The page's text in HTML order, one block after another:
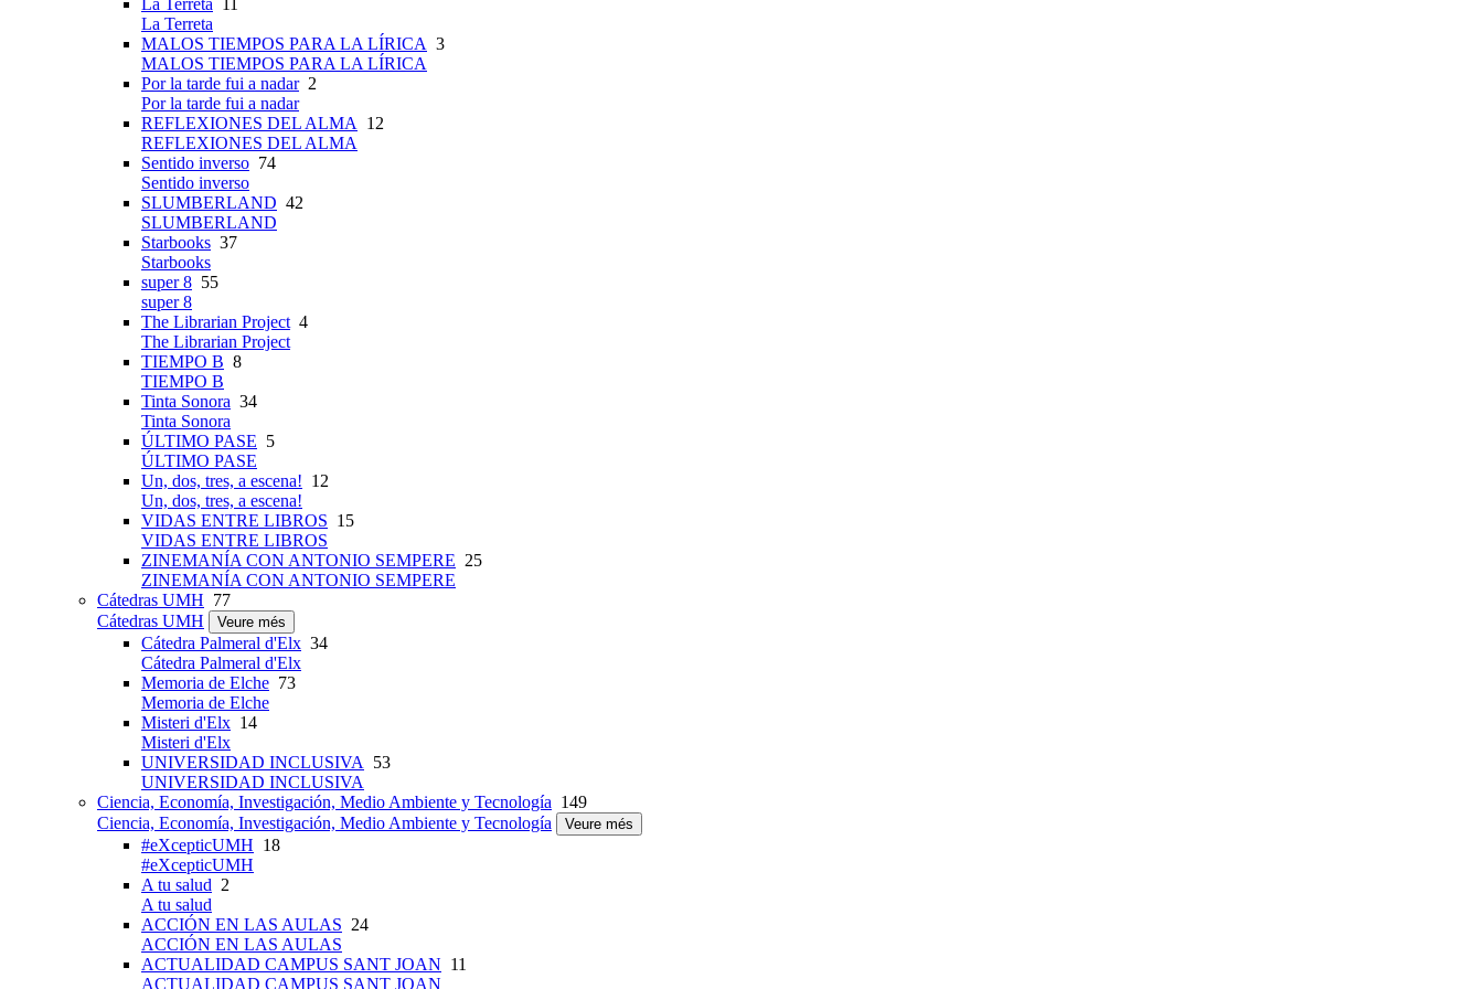
La Terreta
La Terreta
MALOS TIEMPOS PARA LA LÍRICA 3
MALOS TIEMPOS PARA LA LÍRICA
Por la tarde fui a nadar2
Por la tarde fui a nadar
REFLEXIONES DEL ALMA
12
REFLEXIONES DEL ALMA
Sentido inverso 74
Sentido inverso
SLUMBERLAND 42
SLUMBERLAND
Starbooks 37
Starbooks
super 8 55
super 8
The Librarian Project 4
The Librarian Project
TIEMPO B 8
TIEMPO B
Tinta Sonora 34
Tinta Sonora
ÚLTIMO PASE 5
ÚLTIMO PASE
Un, dos, tres, a escena! 12
Un, dos, tres, a escena!
VIDAS ENTRE LIBROS 15
VIDAS ENTRE LIBROS
ZINEMANÍA CON ANTONIO SEMPERE 25
ZINEMANÍA CON ANTONIO SEMPERE
Cátedras UMH 77
Cátedras UMH
Veure més
Cátedra Palmeral d'Elx 34
Cátedra Palmeral d'Elx
Memoria de Elche 73
Memoria de Elche
Misteri d'Elx 14
Misteri d'Elx
UNIVERSIDAD INCLUSIVA
53
UNIVERSIDAD INCLUSIVA
Ciencia, Economía, Investigación, Medio Ambiente y Tecnología 149
Ciencia, Economía, Investigación, Medio Ambiente y Tecnología
Veure més
#eXcepticUMH 18
#eXcepticUMH
A tu salud 2
A tu salud
ACCIÓN EN LAS AULAS 24
ACCIÓN EN LAS AULAS
ACTUALIDAD CAMPUS SANT JOAN 11
ACTUALIDAD CAMPUS SANT JOAN